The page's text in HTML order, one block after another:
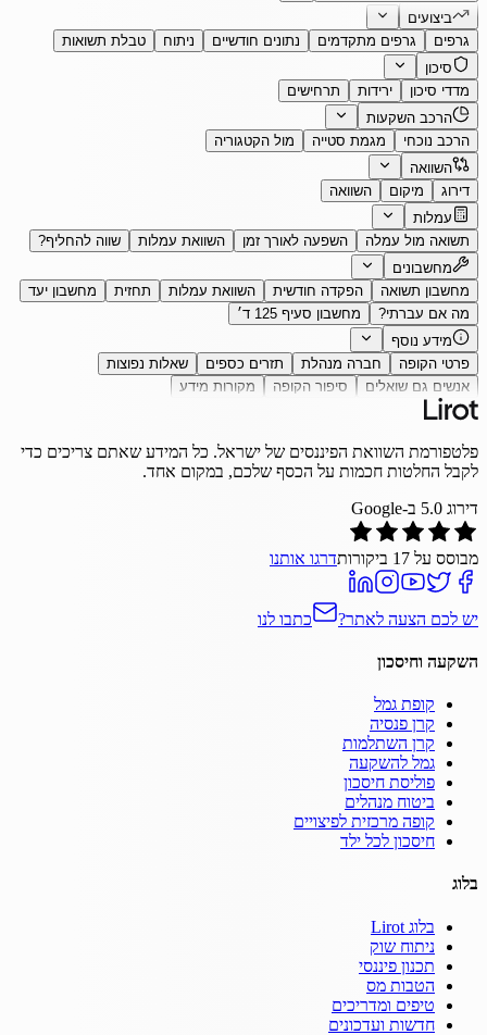
ביצועים
גרפים
גרפים מתקדמים נתונים חודשיים ניתוח
טבלת תשואות
סיכון
מדדי סיכון
ירידות
תרחישים
הרכב השקעות
הרכב נוכחי
מגמת סטייה
מול הקטגוריה
השוואה
דירוג
מיקום
השוואה
עמלות
תשואה מול עמלה
השפעה לאורך זמן השוואת עמלות
שווה להחליף?
מחשבונים
מחשבון תשואה
הפקדה חודשית השוואת עמלות תחזית
מחשבון יעד
מה אם עברתי?
מחשבון סעיף 125 ד׳
מידע נוסף
פרטי הקופה
חברה מנהלת תזרים כספים
שאלות נפוצות
אנשים גם שואלים
סיפור הקופה מקורות מידע
פלטפורמת השוואת הפיננסים של ישראל. כל המידע שאתם צריכים כדי
לקבל החלטות חכמות על הכסף שלכם, במקום אחד.
דירוג 5.0 ב-Google
מבוסס על 17 ביקורותדרגו אותנו
יש לכם הצעה לאתר? כתבו לנו
השקעה וחיסכון
קופת גמל
קרן פנסיה
קרן השתלמות
גמל להשקעה
פוליסת חיסכון
ביטוח מנהלים
קופה מרכזית לפיצויים
חיסכון לכל ילד
בלוג
בלוג Lirot
ניתוח שוק
תכנון פיננסי
הטבות מס
טיפים ומדריכים
חדשות ועדכונים